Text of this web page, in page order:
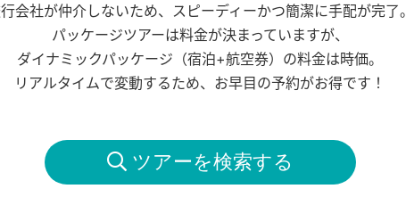
会社が仲介しないため、スピーディーかつ簡潔に手配が完了。
パッケージツアーは料金が決まっていますが、
ダイナミックパッケージ（宿泊+航空券）の料金は時価。
リアルタイムで変動するため、お早目の予約がお得です！
 ツアーを検索する